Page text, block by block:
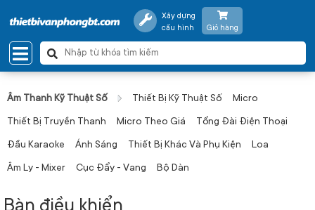
Xây dựng
cấu hình
Giỏ hàng
Âm Thanh Kỹ Thuật Số Thiết Bị Kỹ Thuật Số Micro
Thiết Bị Truyền Thanh Micro Theo Giá Tổng Đài Điện Thoại
Đầu Karaoke Ánh Sáng Thiết Bị Khác Và Phụ Kiện Loa
Âm Ly - Mixer Cục Đẩy - Vang Bộ Dàn